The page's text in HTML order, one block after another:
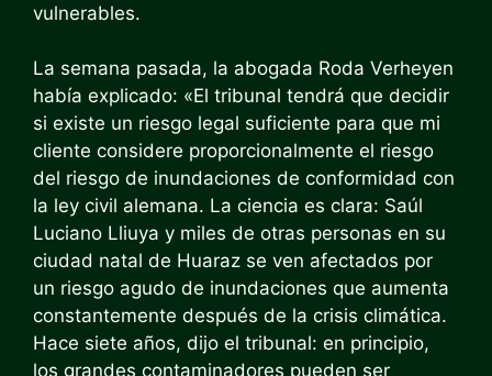
vulnerables.
La semana pasada, la abogada Roda Verheyen
había explicado: «El tribunal tendrá que decidir
si existe un riesgo legal suficiente para que mi
cliente considere proporcionalmente el riesgo
del riesgo de inundaciones de conformidad con
la ley civil alemana. La ciencia es clara: Saúl
Luciano Lliuya y miles de otras personas en su
ciudad natal de Huaraz se ven afectados por
un riesgo agudo de inundaciones que aumenta
constantemente después de la crisis climática.
Hace siete años, dijo el tribunal: en principio,
los grandes contaminadores pueden ser